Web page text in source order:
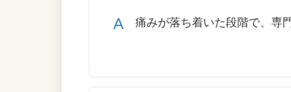
痛みが落ち着いた段階で、専